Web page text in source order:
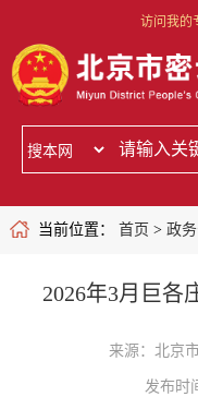
访问我的
当前位置： 首页 > 政
2026年3月巨各
来源：北京
发布时